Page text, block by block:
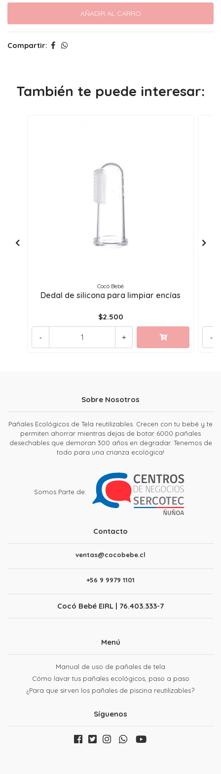
Compartir:
También te puede interesar:
Cocó Bebé
Dedal de silicona para limpiar encías
$2.500
+
- -
Sobre Nosotros
Pañales Ecológicos de Tela reutilizables. Crecen con tu bebé y te
permiten ahorrar mientras dejas de botar 6000 pañales
desechables que demoran 300 años en degradar. Tenemos de
todo para una crianza ecológica!
Somos Parte de:
Contacto
ventas@cocobebe.cl
+56 9 9979 1101
Cocó Bebé EIRL | 76.403.333-7
Menú
Manual de uso de pañales de tela
Cómo lavar tus pañales ecológicos, paso a paso
¿Para que sirven los pañales de piscina reutilizables?
Síguenos